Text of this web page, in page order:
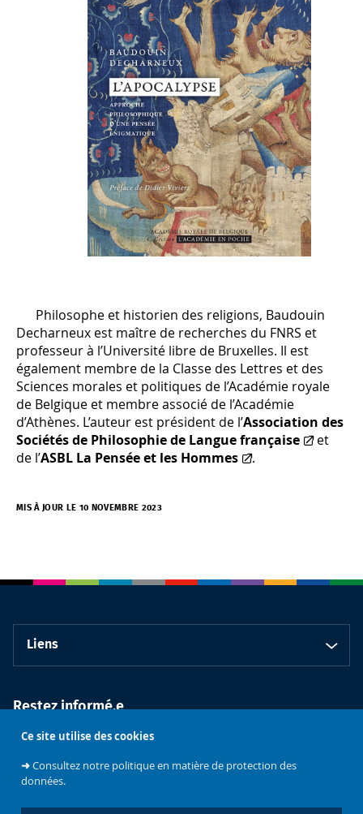
Ce site utilise des cookies
➜Consultez notre politique en matière de protection des
données.
Philosophe et historien des religions, Baudouin
Decharneux est maître de recherches du FNRS et
professeur à l’Université libre de Bruxelles. Il est
également membre de la Classe des Lettres et des
Sciences morales et politiques de l’Académie royale
de Belgique et membre associé de l’Académie
d’Athènes. L’auteur est président de l’Association des
Sociétés de Philosophie de Langue française
et
de l’ASBL La Pensée et les Hommes .
MIS À JOUR LE 10 NOVEMBRE 2023
Liens
Restez informé.e